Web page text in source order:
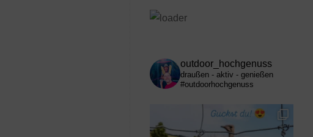
outdoor_hochgenuss
draußen - aktiv - genießen
#outdoorhochgenuss